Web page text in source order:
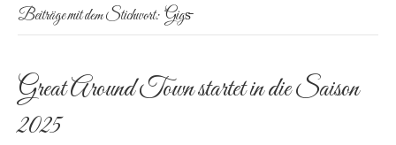
Beiträge mit dem Stichwort: ‘Gigs̵
Great Around Town startet in die Saison
2025